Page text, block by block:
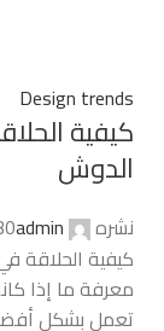
Design trends
كيفية
الدوش
نشره admin
30
كيفية الحلاقة
معرفة ما إذا
تعمل بشكل